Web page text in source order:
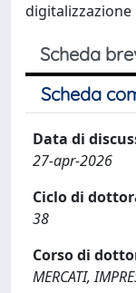
Scheda
Scheda
Data di
27-apr-2026
Ciclo di
38
Corso di
MERCATI,